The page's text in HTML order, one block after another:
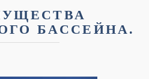
БАССЕЙНА.